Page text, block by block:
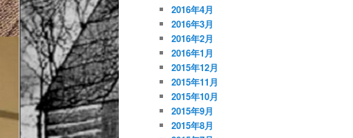
2016年4月
2016年3月
2016年2月
2016年1月
2015年12月
2015年11月
2015年10月
2015年9月
2015年8月